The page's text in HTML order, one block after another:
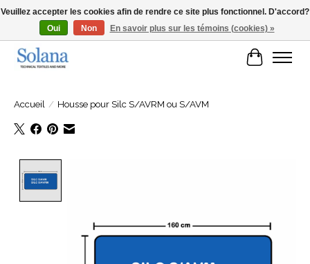
Site Web pour clients professionels
Panier
Accueil / Housse pour Silc S/AVRM ou S/AVM
Veuillez accepter les cookies afin de rendre ce site plus fonctionnel. D'accord?
Oui
Non En savoir plus sur les témoins (cookies) »